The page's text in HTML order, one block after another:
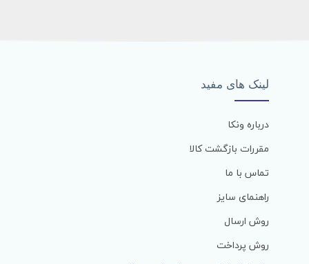
لینک های مفید
درباره ونکا
مقررات بازگشت کالا
تماس با ما
راهنمای سایز
روش ارسال
روش پرداخت